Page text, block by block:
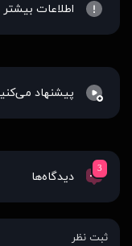
اطلاعات بیشتر
پیشنهاد
3
دیدگاه‌ها
ثبت نظر